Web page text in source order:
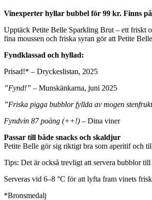
Vinexperter hyllar bubbel för 99 kr. Finns
Upptäck Petite Belle Sparkling Brut – ett friskt
fina moussen och friska syran gör att Petite
Fyndklassad och hyllad:
Prisad!* – Dryckeslistan, 2025
”Fynd!” – Munskänkarna, juni 2025
”Friska pigga bubblor fyllda av mogen
Fyndvin 87 poäng (++!) – Dina viner
Passar till både snacks och skaldjur
Petite Belle gör sig riktigt bra som aperitif och
Tips: Det är också trevligt att servera bubblor
Serveras vid 6–8 °C för att lyfta fram vinets
*Bronsmedalj